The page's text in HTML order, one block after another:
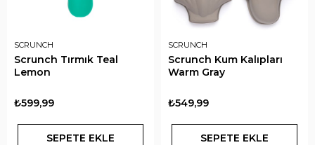
SCRUNCH
Scrunch Tırmık Teal
Lemon
₺599,99
SEPETE EKLE
SCRUNCH
Scrunch Kum Kalıpları
Warm Gray
₺549,99
SEPETE EKLE